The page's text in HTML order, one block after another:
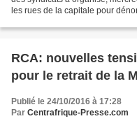
les rues de la capitale pour
RCA: nouvelles
pour le retrait de la
Publié le 24/10/2016 à 17:28
Par Centrafrique-Presse.com